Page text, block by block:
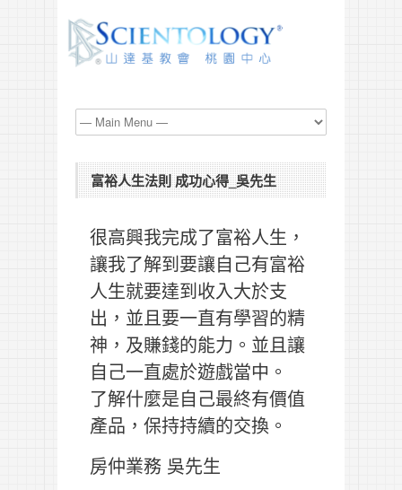
富裕人生法則 成功心得_吳先生
很高興我完成了富裕人生，
讓我了解到要讓自己有富裕
人生就要達到收入大於支
出，並且要一直有學習的精
神，及賺錢的能力。並且讓
自己一直處於遊戲當中。
了解什麼是自己最終有價值
產品，保持持續的交換。
房仲業務 吳先生